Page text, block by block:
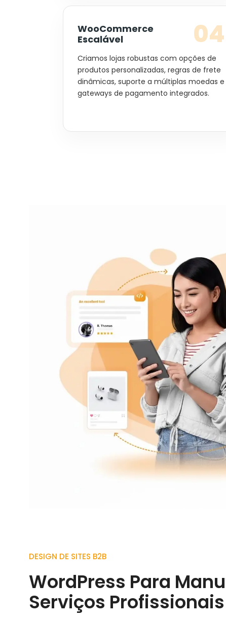
WooCommerce
Escalável
04
Criamos lojas robustas com opções de
produtos personalizadas, regras de frete
dinâmicas, suporte a múltiplas moedas e
gateways de pagamento integrados.
DESIGN DE SITES B2B
WordPress Para
Serviços Profissionais